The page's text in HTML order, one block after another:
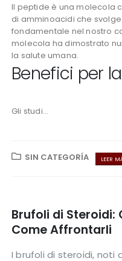
Il peptide è una molecola
di amminoacidi che
fondamentale nel nostro
molecola ha dimostrato
la salute umana.
Benefici per
Gli studi...
SIN CATEGORÍA LEER
Brufoli di Steroidi:
Come Affrontarli
I brufoli di steroidi, noti